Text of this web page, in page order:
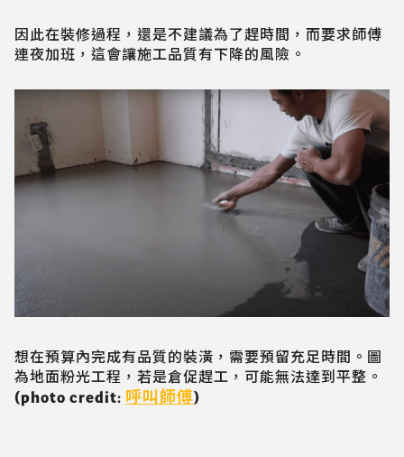
因此在裝修過程，還是不建議為了趕時間，而要求師傅
連夜加班，這會讓施工品質有下降的風險。
想在預算內完成有品質的裝潢，需要預留充足時間。圖
為地面粉光工程，若是倉促趕工，可能無法達到平整。
(photo credit: 呼叫師傅)